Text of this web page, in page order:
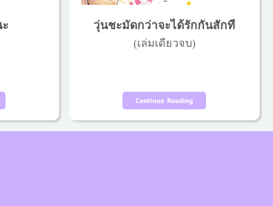
วุ่นชะมัดกว่าจะได้รักกันสักที
(เล่มเดียวจบ)